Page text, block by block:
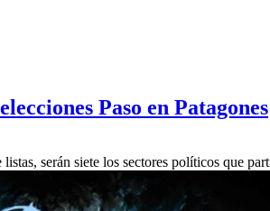
Paso en Patagones
serán siete los sectores políticos que